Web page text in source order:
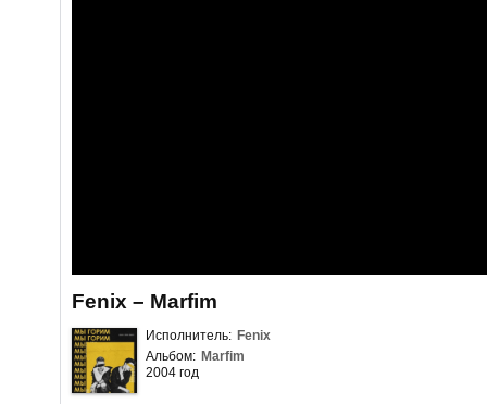
Fenix – Marfim
Исполнитель: Fenix
Альбом: Marfim
2004 год